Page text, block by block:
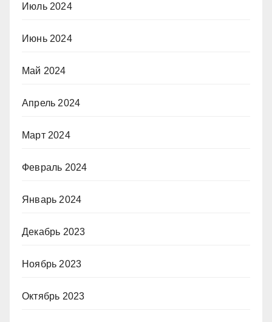
Июль 2024
Июнь 2024
Май 2024
Апрель 2024
Март 2024
Февраль 2024
Январь 2024
Декабрь 2023
Ноябрь 2023
Октябрь 2023